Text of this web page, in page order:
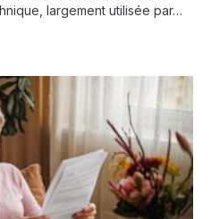
largement utilisée par…